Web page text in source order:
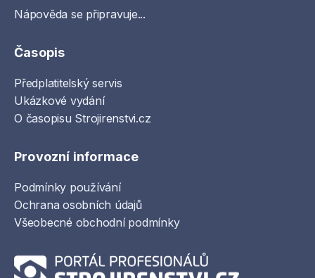
Nápověda se připravuje...
Časopis
Předplatitelský servis
Ukázkové vydání
O časopisu Strojirenstvi.cz
Provozní informace
Podmínky používání
Ochrana osobních údajů
Všeobecné obchodní podmínky